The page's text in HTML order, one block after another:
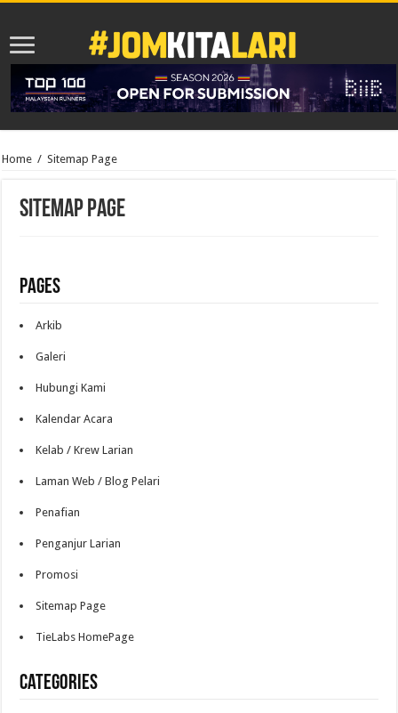
Home / Sitemap Page
Sitemap Page
Pages
Arkib
Galeri
Hubungi Kami
Kalendar Acara
Kelab / Krew Larian
Laman Web / Blog Pelari
Penafian
Penganjur Larian
Promosi
Sitemap Page
TieLabs HomePage
Categories